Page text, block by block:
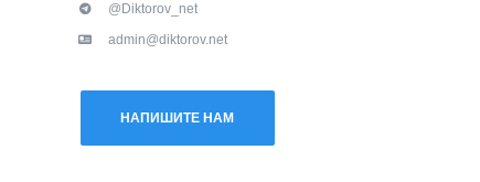
@Diktorov_net
admin@diktorov.net
НАПИШИТЕ НАМ